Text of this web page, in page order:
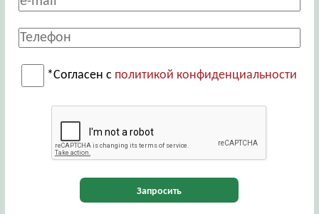
*Согласен с политикой конфиденциальности
Запросить